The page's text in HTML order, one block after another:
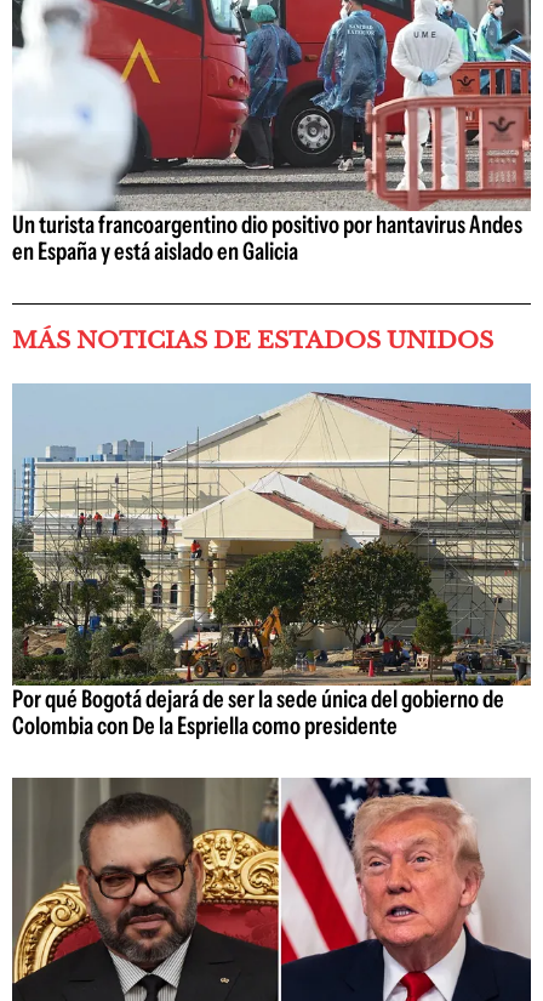
Un turista francoargentino dio positivo por hantavirus Andes
en España y está aislado en Galicia
MÁS NOTICIAS DE ESTADOS UNIDOS
Por qué Bogotá dejará de ser la sede única del gobierno de
Colombia con De la Espriella como presidente